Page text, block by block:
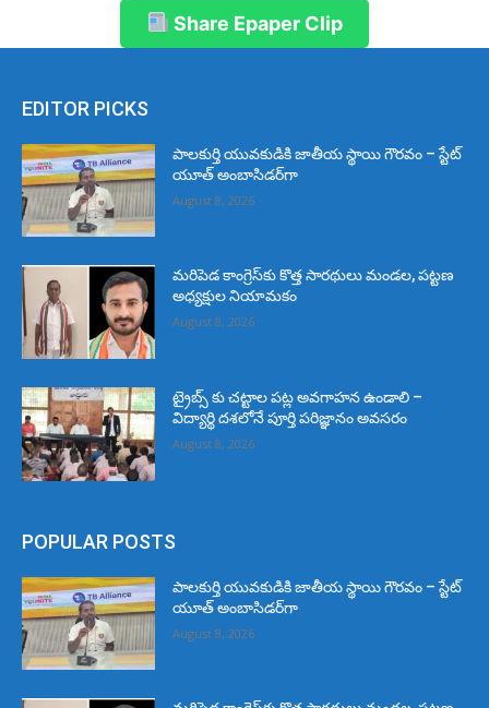
Share Epaper Clip
EDITOR PICKS
పాలకుర్తి యువకుడికి జాతీయ స్థాయి గౌరవం – స్టేట్
యూత్ అంబాసిడర్‌గా
August 8, 2026
మరిపెడ కాంగ్రెస్‌కు కొత్త సారథులు మండల, పట్టణ
అధ్యక్షుల నియామకం
August 8, 2026
ట్రైబ్స్ కు చట్టాల పట్ల అవగాహన ఉండాలి –
విద్యార్థి దశలోనే పూర్తి పరిజ్ఞానం అవసరం
August 8, 2026
POPULAR POSTS
పాలకుర్తి యువకుడికి జాతీయ స్థాయి గౌరవం – స్టేట్
యూత్ అంబాసిడర్‌గా
August 8, 2026